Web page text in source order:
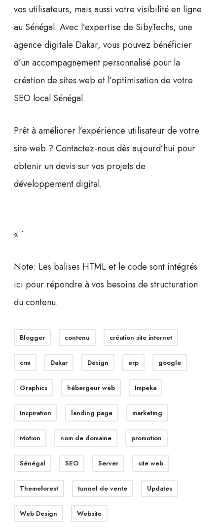
vos utilisateurs, mais aussi votre visibilité en ligne
au Sénégal. Avec l’expertise de SibyTechs, une
agence digitale Dakar, vous pouvez bénéficier
d’un accompagnement personnalisé pour la
création de sites web et l’optimisation de votre
SEO local Sénégal.
Prêt à améliorer l’expérience utilisateur de votre
site web ? Contactez-nous dès aujourd’hui pour
obtenir un devis sur vos projets de
développement digital.
« `
Note: Les balises HTML et le code sont intégrés
ici pour répondre à vos besoins de structuration
du contenu.
Blogger contenu création site internet
crm Dakar Design erp google
Graphics hébergeur web Impeka
Inspiration landing page marketing
Motion nom de domaine promotion
Sénégal SEO Server site web
Themeforest tunnel de vente Updates
Web Design Website